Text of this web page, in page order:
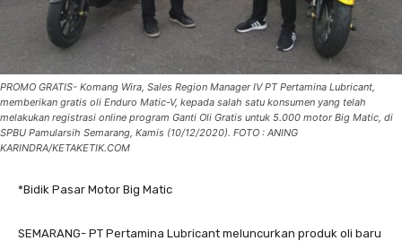
PROMO GRATIS- Komang Wira, Sales Region Manager IV PT Pertamina Lubricant,
memberikan gratis oli Enduro Matic-V, kepada salah satu konsumen yang telah
melakukan registrasi online program Ganti Oli Gratis untuk 5.000 motor Big Matic, di
SPBU Pamularsih Semarang, Kamis (10/12/2020). FOTO : ANING
KARINDRA/KETAKETIK.COM
*Bidik Pasar Motor Big Matic
SEMARANG- PT Pertamina Lubricant meluncurkan produk oli baru